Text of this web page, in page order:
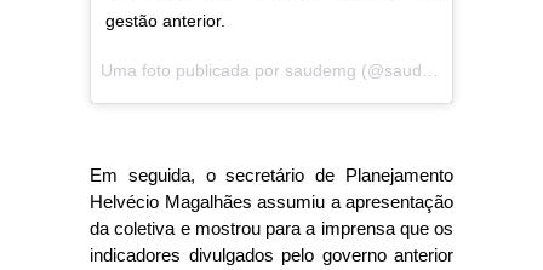
gestão anterior.
Em seguida, o secretário de Planejamento
Helvécio Magalhães assumiu a apresentação
da coletiva e mostrou para a imprensa que os
indicadores divulgados pelo governo anterior